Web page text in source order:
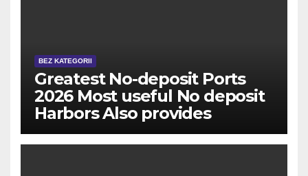
BEZ KATEGORII
Greatest No-deposit Ports
2026 Most useful No deposit
Harbors Also provides